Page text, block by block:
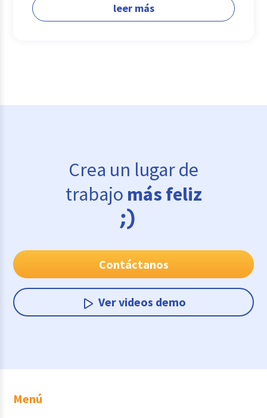
leer más
Crea un lugar de
trabajo más feliz
Contáctanos
Ver videos demo
Menú